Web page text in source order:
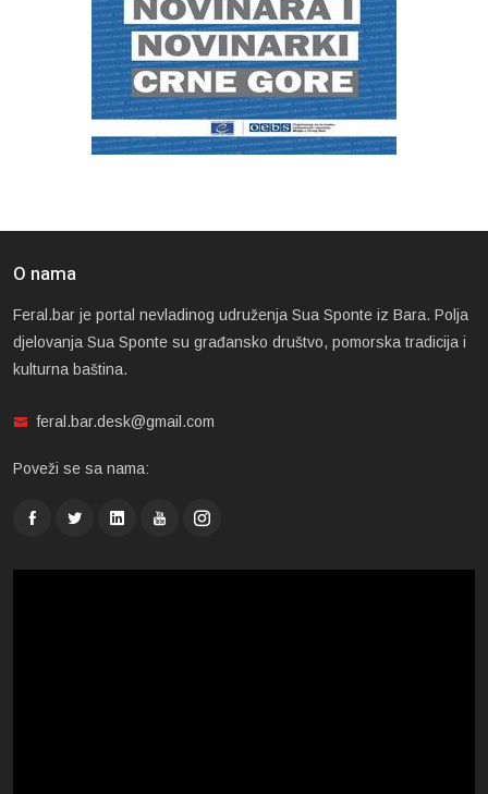
O nama
Feral.bar je portal nevladinog udruženja Sua Sponte iz Bara. Polja
djelovanja Sua Sponte su građansko društvo, pomorska tradicija i
kulturna baština.
feral.bar.desk@gmail.com
Poveži se sa nama: